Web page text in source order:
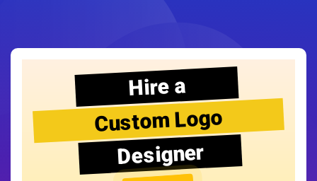
Hire a
Custom Logo
Designer